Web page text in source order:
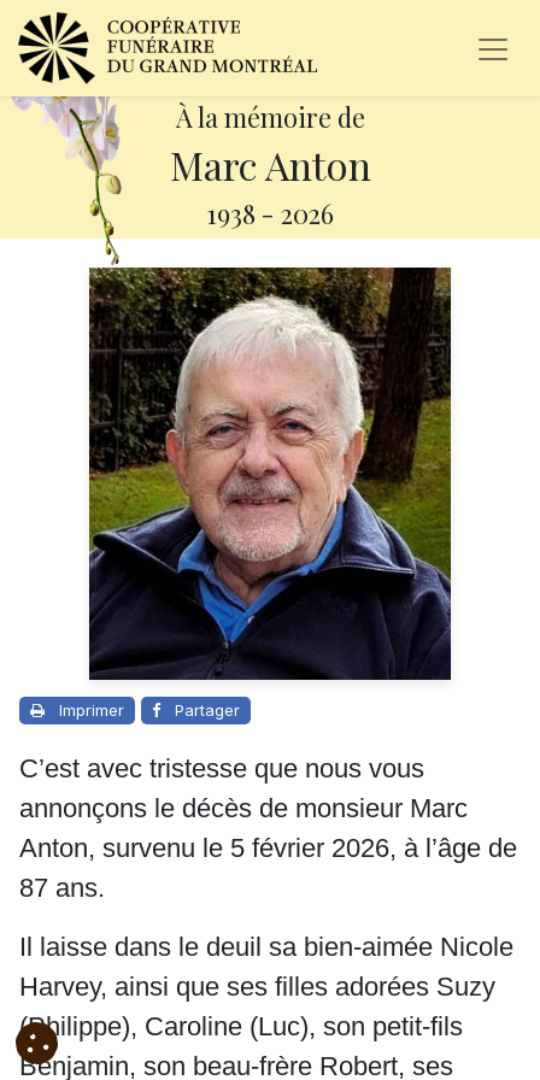
À la mémoire de
Marc Anton
1938 - 2026
Imprimer Partager
C’est avec tristesse que nous vous
annonçons le décès de monsieur Marc
Anton, survenu le 5 février 2026, à l’âge de
87 ans.
Il laisse dans le deuil sa bien-aimée Nicole
Harvey, ainsi que ses filles adorées Suzy
(Philippe), Caroline (Luc), son petit-fils
Benjamin, son beau-frère Robert, ses